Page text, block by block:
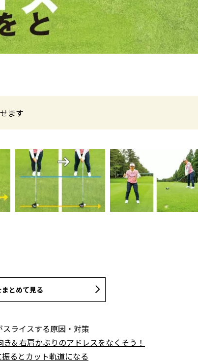
ます
とめて見る
ライスする原因・対策
& 右肩かぶりのアドレスをなくそう！
るとカット軌道になる